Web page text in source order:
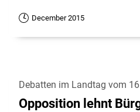
December 2015
Debatten im Landtag vom
Opposition lehnt